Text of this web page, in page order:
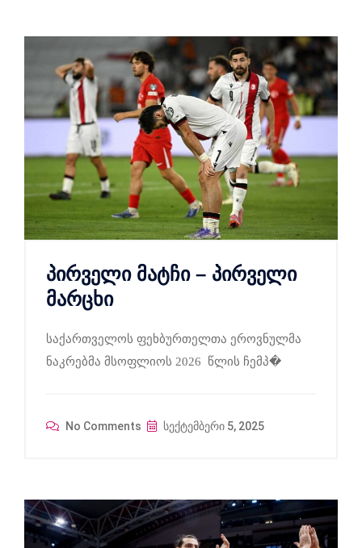
პირველი მატჩი – პირველი
მარცხი
საქართველოს ფეხბურთელთა ეროვნულმა
ნაკრებმა მსოფლიოს 2026 წლის ჩემპ�
No Comments სექტემბერი 5, 2025